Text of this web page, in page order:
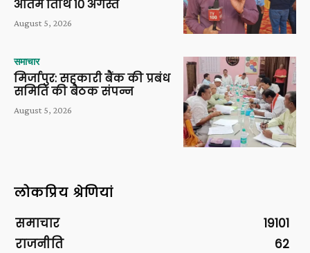
अंतिम तिथि 10 अगस्त
August 5, 2026
समाचार
मिर्जापुर: सहकारी बैंक की प्रबंध
समिति की बैठक संपन्न
August 5, 2026
लोकप्रिय श्रेणियां
समाचार
19101
राजनीति
62